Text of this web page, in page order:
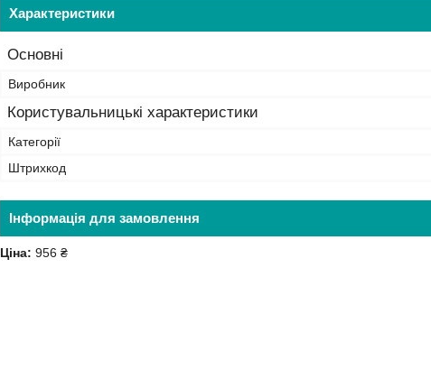
Характеристики
Основні
Виробник
Користувальницькі характеристики
Категорії
Штрихкод
Інформація для замовлення
Ціна: 956 ₴